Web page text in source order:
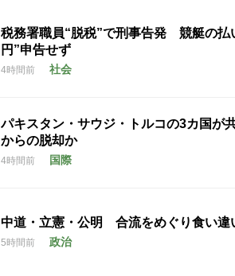
税務署職員“脱税”で刑事告発 競艇の払
円”申告せず
4時間前 社会
パキスタン・サウジ・トルコの3カ国が
からの脱却か
4時間前 国際
中道・立憲・公明 合流をめぐり食い
5時間前 政治